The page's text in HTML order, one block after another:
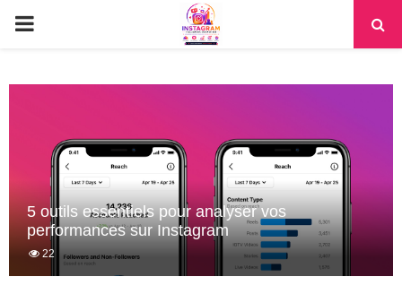
PRIMARY
5 outils essentiels pour analyser vos
performances sur Instagram
22